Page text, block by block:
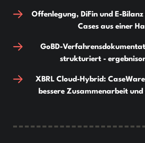
Offenlegung, DiFin und E-Bilanz
Cases aus einer
GoBD-
strukturiert -
XBRL Cloud-Hybrid:
bessere Zusammenarbeit